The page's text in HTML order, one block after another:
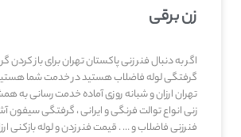
زن برقی
اگر به دنبال فنر زنی پاکستان تهران برای باز کردن
گرفتگی لوله فاضلاب هستید در خدمت شما
تهران ارزان و شبانه روزی آماده خدمت رسانی به
زنی انواع توالت فرنگی و ایرانی ، گرفتگی سیفون
فنرزنی فاضلاب و … . قیمت فنر زدن و لوله بازکنی